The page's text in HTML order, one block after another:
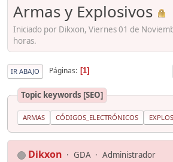
Armas y Explosivos
Iniciado por Dikxon, Viernes 01 de
horas.
IR ABAJO Páginas 1
Topic keywords [SEO]
ARMAS CÓDIGOS_ELECTRÓNICOS
Dikxon GDA Administrador